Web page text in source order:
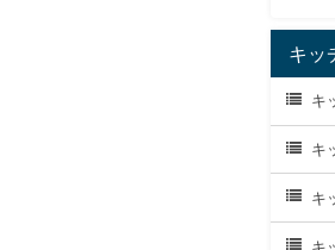
キッ
キ
キ
キ
キ